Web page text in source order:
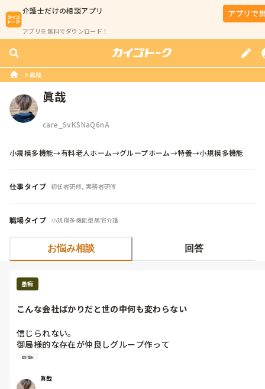
介護士だけの相談アプリ
アプリを無料でダウンロード！
アプリで
眞哉
眞哉
care_SvKSNaQ6nA
小規模多機能→有料老人ホーム→グループホーム→特養→小規模多機能
仕事タイプ 初任者研修, 実務者研修
職場タイプ 小規模多機能型居宅介護
お悩み相談 回答
愚痴
こんな会社ばかりだと世の中何も変わらない
信じられない。
御局様的な存在が仲良しグループ作って
(仕事しないグループ)
本日、僕の異動決まりました。
異動
眞哉